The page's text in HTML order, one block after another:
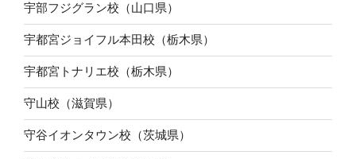
宇部フジグラン校（山口県）
宇都宮ジョイフル本田校（栃木県）
宇都宮トナリエ校（栃木県）
守山校（滋賀県）
守谷イオンタウン校（茨城県）